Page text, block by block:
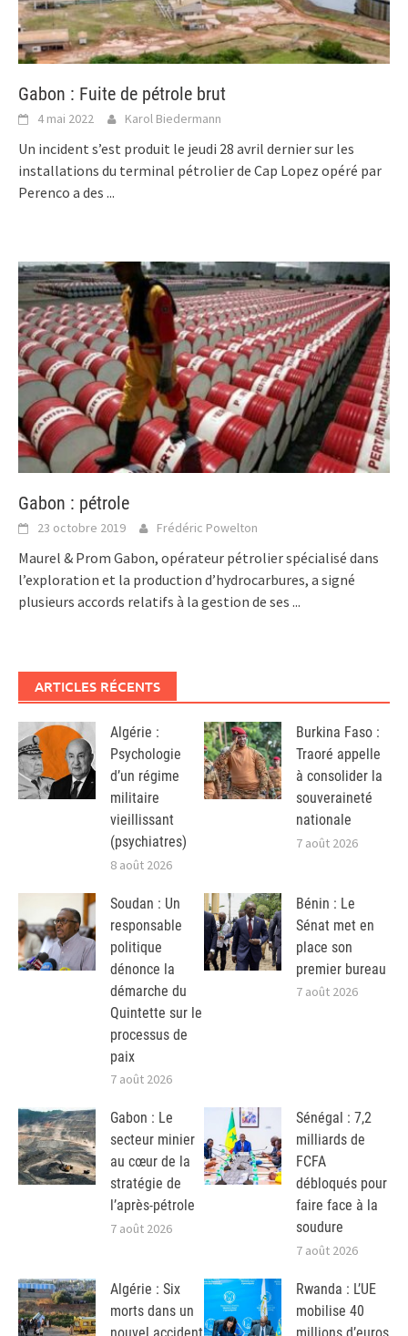
Gabon : Fuite de pétrole brut
4 mai 2022 Karol Biedermann
Un incident s’est produit le jeudi 28 avril dernier sur les
installations du terminal pétrolier de Cap Lopez opéré par
Perenco a des ...
Gabon : pétrole
23 octobre 2019 Frédéric Powelton
Maurel & Prom Gabon, opérateur pétrolier spécialisé dans
l’exploration et la production d’hydrocarbures, a signé
plusieurs accords relatifs à la gestion de ses ...
ARTICLES RÉCENTS
Algérie :
Psychologie
d’un régime
militaire
vieillissant
(psychiatres)
8 août 2026
Burkina Faso :
Traoré appelle
à consolider la
souveraineté
nationale
7 août 2026
Soudan : Un
responsable
politique
dénonce la
démarche du
Quintette sur le
processus de
paix
7 août 2026
Bénin : Le
Sénat met en
place son
premier bureau
7 août 2026
Gabon : Le
secteur minier
au cœur de la
stratégie de
l’après-pétrole
7 août 2026
Sénégal : 7,2
milliards de
FCFA
débloqués pour
faire face à la
soudure
7 août 2026
Algérie : Six
morts dans un
Rwanda : L’UE
mobilise 40